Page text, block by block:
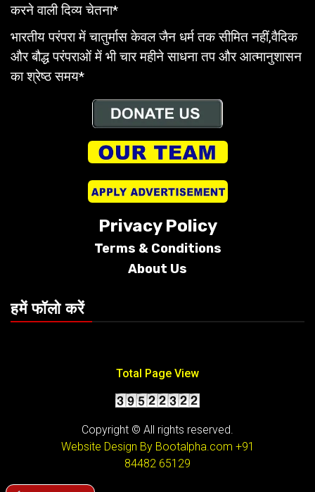
करने वाली दिव्य चेतना*
भारतीय परंपरा में चातुर्मास केवल जैन धर्म तक सीमित नहीं,वैदिक
और बौद्ध परंपराओं में भी चार महीने साधना तप और आत्मानुशासन
का श्रेष्ठ समय*
Privacy Policy
Terms & Conditions
About Us
हमें फॉलो करें
Total Page View
Copyright © All rights reserved.
Website Design By Bootalpha.com +91
84482 65129